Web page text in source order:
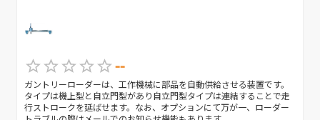
--
ガントリーローダーは、工作機械に部品を自動供給させる装置です。
タイプは機上型と自立門型があり自立門型タイプは連結することで走
行ストロークを延ばせます。なお、オプションにて万が一、ローダー